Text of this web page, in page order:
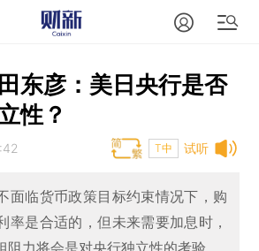
东彦：美日央行是否
性？
试听
T中
面临货币政策目标约束情况下，购
率是合适的，但未来需要加息时，